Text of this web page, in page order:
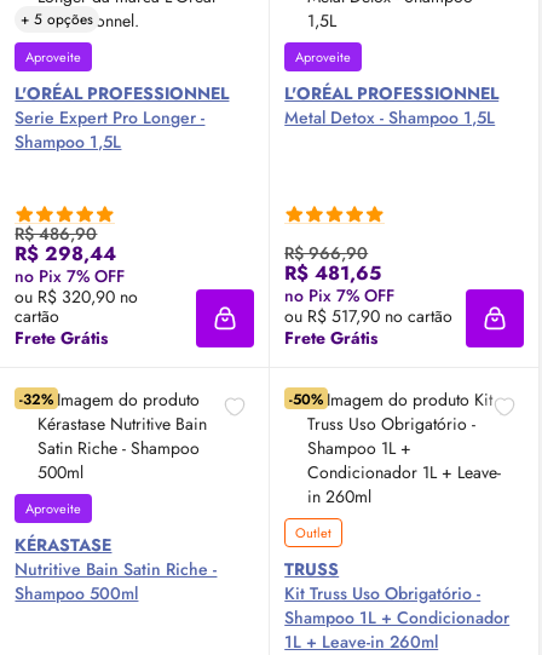
+ 5 opções
Aproveite
L'ORÉAL PROFESSIONNEL
Serie Expert Pro Longer -
Shampoo 1,5L
R$ 486,90
R$ 298,44
no Pix 7% OFF
ou R$ 320,90 no
cartão
Frete Grátis
Adicionar à sacola
Aproveite
L'ORÉAL PROFESSIONNEL
Metal Detox - Shampoo 1,5L
R$ 966,90
R$ 481,65
no Pix 7% OFF
ou R$ 517,90 no cartão
Frete Grátis
-32%
Aproveite
KÉRASTASE
Nutritive Bain Satin Riche -
Shampoo 500ml
-50%
Outlet
TRUSS
Kit Truss Uso Obrigatório -
Shampoo 1L + Condicionador
1L + Leave-in 260ml